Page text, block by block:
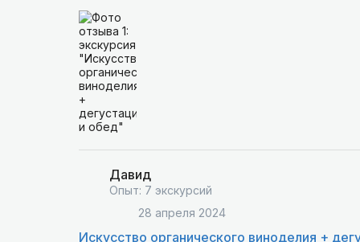
Наверное, главное, что хочется отметить в
сколько прекрасные люди, которые
радушия, радости и доброты. Но также
жизни мы попробовали пет нат, очень
питкий.
Также невозможно не отметить
угощали в рамках этого тура. Все это
Нино, спасибо вам большое!
Давид
Опыт: 7 экскурсий
28 апреля 2024
Искусство органического виноделия +